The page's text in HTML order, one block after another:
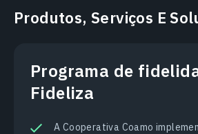
Produtos, Serviços E
Programa de
Fideliza
A Cooperativa Coamo